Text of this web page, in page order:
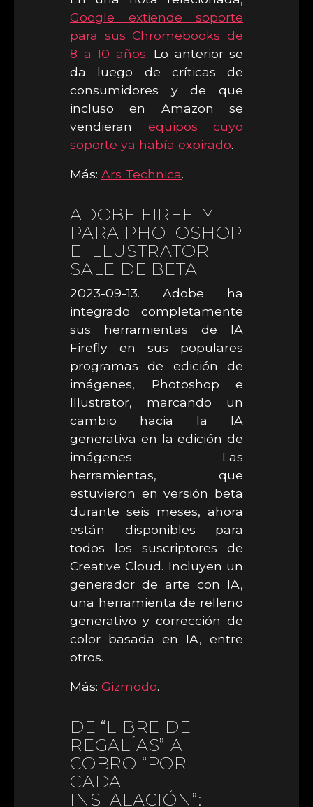
Google extiende soporte
para sus Chromebooks de
8 a 10 años. Lo anterior se
da luego de críticas de
consumidores y de que
incluso en Amazon se
vendieran equipos cuyo
soporte ya había expirado.
Más: Ars Technica.
ADOBE FIREFLY
PARA PHOTOSHOP
E ILLUSTRATOR
SALE DE BETA
2023-09-13. Adobe ha
integrado completamente
sus herramientas de IA
Firefly en sus populares
programas de edición de
imágenes, Photoshop e
Illustrator, marcando un
cambio hacia la IA
generativa en la edición de
imágenes. Las
herramientas, que
estuvieron en versión beta
durante seis meses, ahora
están disponibles para
todos los suscriptores de
Creative Cloud. Incluyen un
generador de arte con IA,
una herramienta de relleno
generativo y corrección de
color basada en IA, entre
otros.
Más: Gizmodo.
DE “LIBRE DE
REGALÍAS” A
COBRO “POR
CADA
INSTALACIÓN”: